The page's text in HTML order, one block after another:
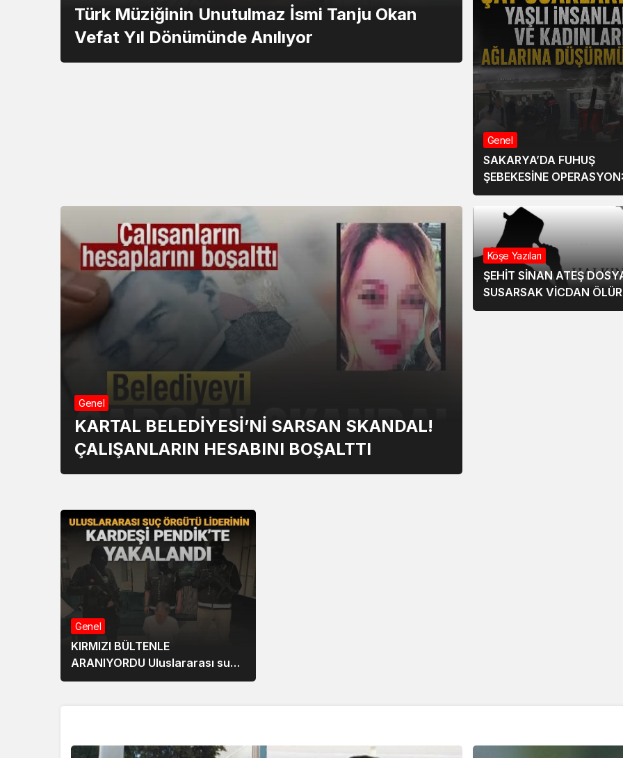
Türk Müziğinin Unutulmaz İsmi Tanju Okan
Vefat Yıl Dönümünde Anılıyor
Genel
SAKARYA’DA FUHUŞ
ŞEBEKESİNE
TUTUKLAMA
Genel
KARTAL BELEDİYESİ’Nİ SARSAN SKANDAL!
ÇALIŞANLARIN HESABINI BOŞALTTI
Köşe Yazıları
ŞEHİT SİNAN ATEŞ
SUSARSAK VİCDAN ÖLÜR
Genel
KIRMIZI BÜLTENLE
ARANIYORDU Uluslararası suç
örgütü liderinin kardeşi